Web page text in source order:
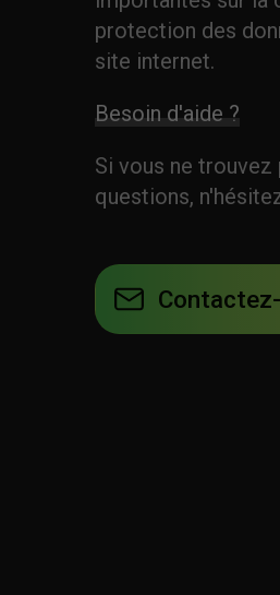
protection des
site internet.
Besoin d'aide ?
Si vous ne trouvez
questions,